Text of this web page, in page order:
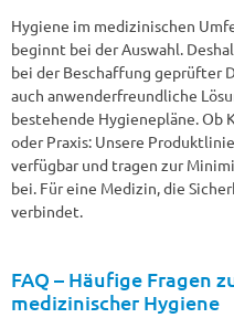
Hygiene im medizinischen
beginnt bei der Auswahl.
bei der Beschaffung geprüfter
auch anwenderfreundliche
bestehende Hygienepläne. Ob
oder Praxis: Unsere
verfügbar und tragen zur
bei. Für eine Medizin, die
verbindet.
FAQ – Häufige Fragen
medizinischer Hygiene